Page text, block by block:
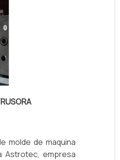
molde de maquina
Astrotec, empresa